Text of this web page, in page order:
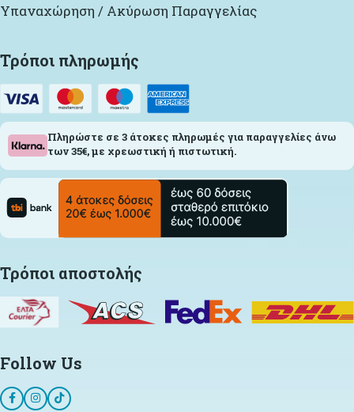
Υπαναχώρηση / Ακύρωση Παραγγελίας
Τρόποι πληρωμής
Πληρώστε σε 3 άτοκες πληρωμές για παραγγελίες άνω
των 35€, με χρεωστική ή πιστωτική.
Τρόποι αποστολής
Follow Us